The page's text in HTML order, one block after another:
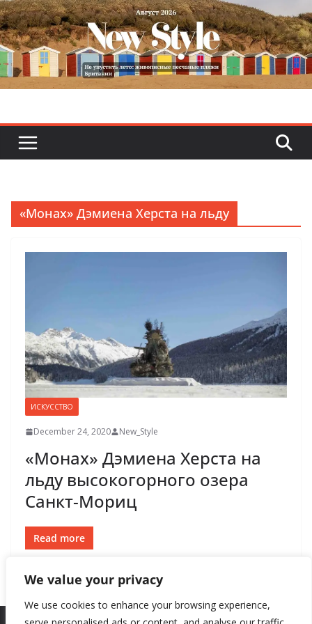
We value your privacy
We use cookies to enhance your browsing experience,
Skip
to
content
«Монах» Дэмиена Херста на льду
ИСКУССТВО
December 24, 2020 New_Style
«Монах» Дэмиена Херста на
льду высокогорного озера
Санкт-Мориц
Read more